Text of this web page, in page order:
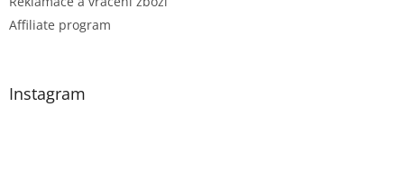
Affiliate program
Instagram